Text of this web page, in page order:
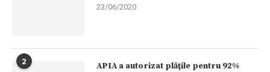
23/06/2020
2
APIA a autorizat plăţile pentru 92%